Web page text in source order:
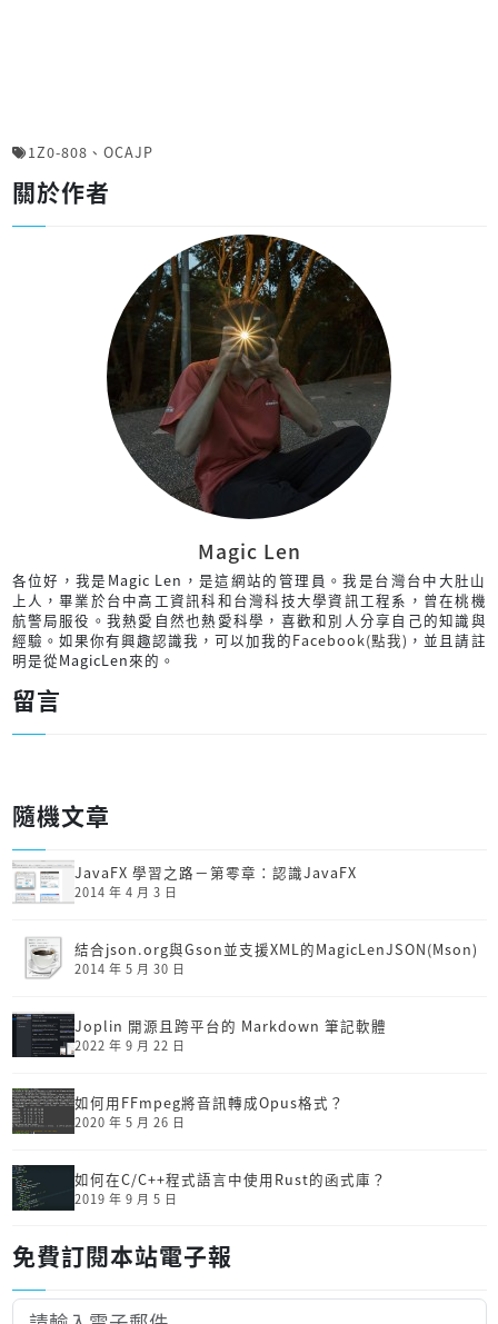
1Z0-808 、 OCAJP
關於作者
Magic Len
各位好，我是Magic Len，是這網站的管理員。我是台灣台中大肚山
上人，畢業於台中高工資訊科和台灣科技大學資訊工程系，曾在桃機
航警局服役。我熱愛自然也熱愛科學，喜歡和別人分享自己的知識與
經驗。如果你有興趣認識我，可以加我的Facebook(點我) ，並且請註
明是從MagicLen來的。
留言
隨機文章
JavaFX 學習之路－第零章：認識JavaFX
2014 年 4 月 3 日
結合json.org與Gson並支援XML的MagicLenJSON(Mson)
2014 年 5 月 30 日
Joplin 開源且跨平台的 Markdown 筆記軟體
2022 年 9 月 22 日
如何用FFmpeg將音訊轉成Opus格式？
2020 年 5 月 26 日
如何在C/C++程式語言中使用Rust的函式庫？
2019 年 9 月 5 日
免費訂閱本站電子報